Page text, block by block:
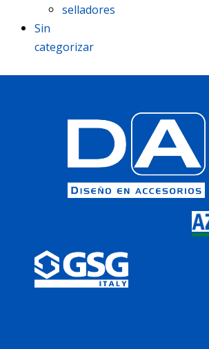
selladores
Sin
categorizar